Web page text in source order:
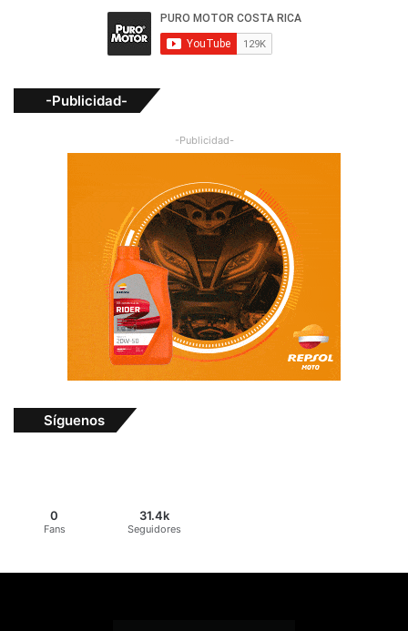
-Publicidad-
-Publicidad-
Síguenos
0
Fans
31.4k
Seguidores